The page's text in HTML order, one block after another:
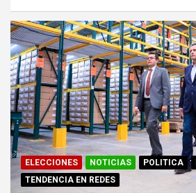
ELECCIONES NOTICIAS POLITICA
TENDENCIA EN REDES